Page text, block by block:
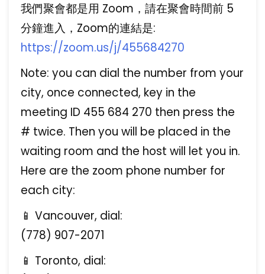
我們聚會都是用 Zoom，請在聚會時間前 5
分鐘進入，Zoom的連結是:
https://zoom.us/j/455684270
Note: you can dial the number from your
city, once connected, key in the
meeting ID 455 684 270 then press the
# twice. Then you will be placed in the
waiting room and the host will let you in.
Here are the zoom phone number for
each city:
📱 Vancouver, dial:
(778) 907-2071
📱 Toronto, dial: